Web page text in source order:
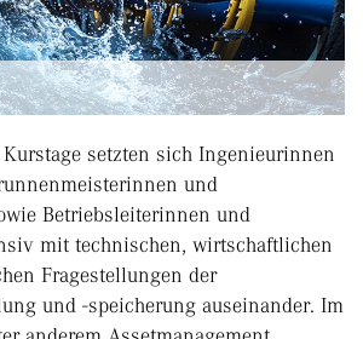
setzten sich Ingenieurinnen
und
Betriebsleiterinnen und
mit technischen, wirtschaftlichen
Fragestellungen der
und -speicherung auseinander. Im